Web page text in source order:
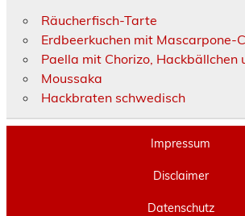
Räucherfisch-Tarte
Erdbeerkuchen mit Mascarpone-
Paella mit Chorizo, Hackbällchen
Moussaka
Hackbraten schwedisch
Impressum
Disclaimer
Datenschutz